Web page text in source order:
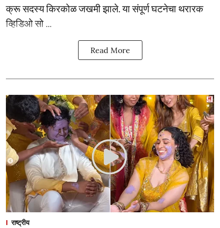
क्रू सदस्य किरकोळ जखमी झाले. या संपूर्ण घटनेचा थरारक
व्हिडिओ सो ...
Read More
राष्ट्रीय